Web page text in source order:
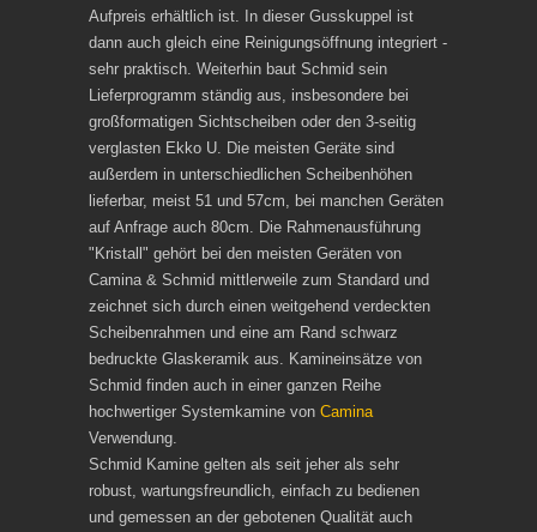
Aufpreis erhältlich ist. In dieser Gusskuppel ist
dann auch gleich eine Reinigungsöffnung integriert -
sehr praktisch. Weiterhin baut Schmid sein
Lieferprogramm ständig aus, insbesondere bei
großformatigen Sichtscheiben oder den 3-seitig
verglasten Ekko U. Die meisten Geräte sind
außerdem in unterschiedlichen Scheibenhöhen
lieferbar, meist 51 und 57cm, bei manchen Geräten
auf Anfrage auch 80cm. Die Rahmenausführung
"Kristall" gehört bei den meisten Geräten von
Camina & Schmid mittlerweile zum Standard und
zeichnet sich durch einen weitgehend verdeckten
Scheibenrahmen und eine am Rand schwarz
bedruckte Glaskeramik aus. Kamineinsätze von
Schmid finden auch in einer ganzen Reihe
hochwertiger Systemkamine von Camina
Verwendung.
Schmid Kamine gelten als seit jeher als sehr
robust, wartungsfreundlich, einfach zu bedienen
und gemessen an der gebotenen Qualität auch